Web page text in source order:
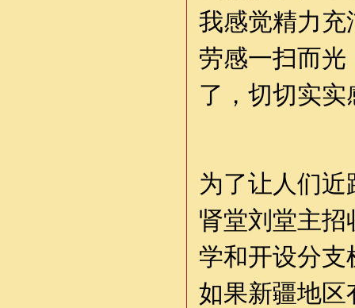
我感觉精力充
劳感一扫而
了，切切实
为了让人们
肾堂刘堂主
学和开设分
如果新疆地区